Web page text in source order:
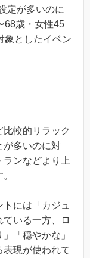
定が多いのに
68歳・女性45
象としたイベン
較的リラック
が多いのに対
ランなどより上
には「カジュ
いる一方、ロ
「穏やかな」
現が使われて